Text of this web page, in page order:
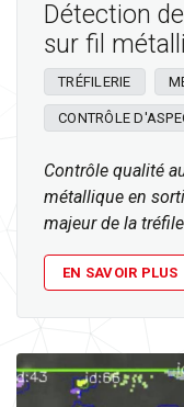
Détection
sur fil
TRÉFILERIE
CONTRÔLE
Contrôle qualité
métallique en
majeur de la
EN SAVOIR PLUS